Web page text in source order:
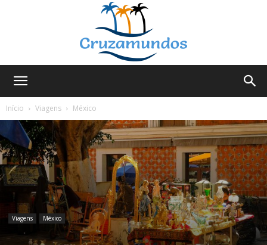
Início
Viagens México
Viagens México